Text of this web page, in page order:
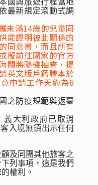
最新規定滾動式調
未滿14歲的兒童同
能證明彼此關係的
同意書，而且所有
擬前往國家的官方
關將隨機抽查，提
英文版戶籍謄本於
申請工作天約為6
之防疫規範與返臺
義大利政府已取消
入境無須出示任何
及同團其他旅客之
列事項，這是我們
權利。